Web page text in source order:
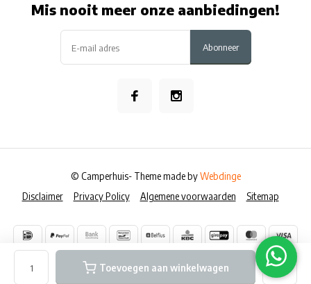
Toevoegen aan winkelwagen
Mis nooit meer onze aanbiedingen!
Abonneer
Disclaimer Privacy Policy Algemene voorwaarden Sitemap
© Camperhuis- Theme made byWebdinge